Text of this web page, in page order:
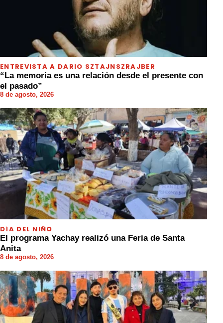
ENTREVISTA A DARIO SZTAJNSZRAJBER
“La memoria es una relación desde el presente con
el pasado”
8 de agosto, 2026
DÍA DEL NIÑO
El programa Yachay realizó una Feria de Santa
Anita
8 de agosto, 2026